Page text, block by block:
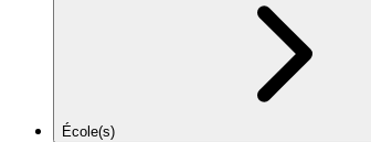
École(s)